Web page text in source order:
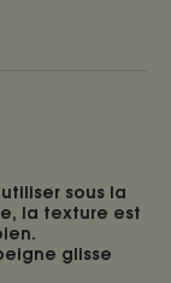
sous la
la texture est
glisse